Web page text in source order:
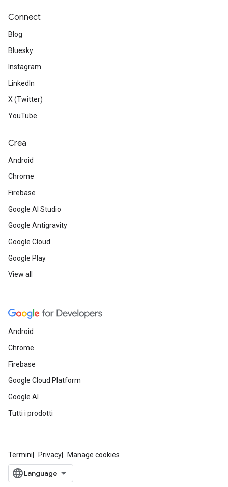
Connect
Blog
Bluesky
Instagram
LinkedIn
X (Twitter)
YouTube
Crea
Android
Chrome
Firebase
Google AI Studio
Google Antigravity
Google Cloud
Google Play
View all
Android
Chrome
Firebase
Google Cloud Platform
Google AI
Tutti i prodotti
Termini Privacy Manage cookies